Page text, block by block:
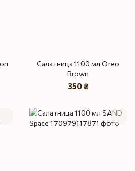
Салатница 1100 мл Oreo
Brown
350 ₴